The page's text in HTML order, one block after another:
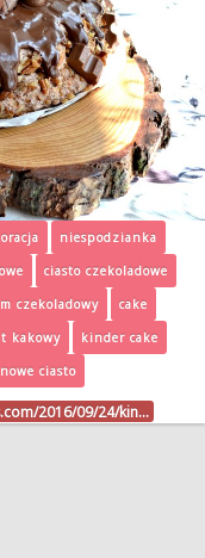
niespodzianka
ciasto czekoladowe
czekoladowy
cake
kakowy
kinder cake
ciasto
2016/09/24/kin…